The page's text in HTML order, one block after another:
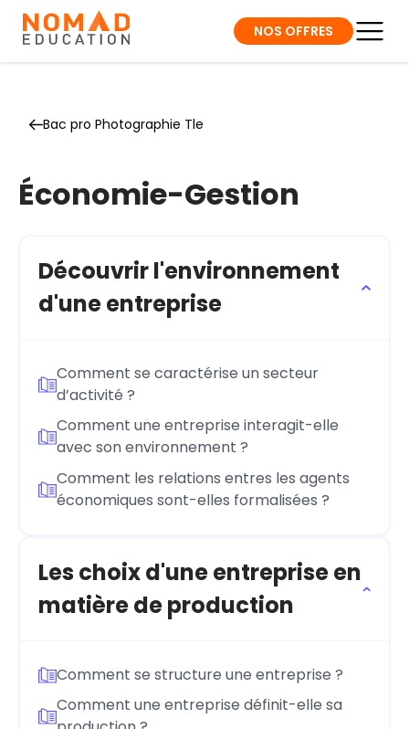
NOS OFFRES
Bac pro Photographie Tle
Économie-Gestion
Découvrir l'environnement
d'une entreprise
Comment se caractérise un secteur
d’activité ?
Comment une entreprise interagit-elle
avec son environnement ?
Comment les relations entres les agents
économiques sont-elles formalisées ?
Les choix d'une entreprise en
matière de production
Comment se structure une entreprise ?
Comment une entreprise définit-elle sa